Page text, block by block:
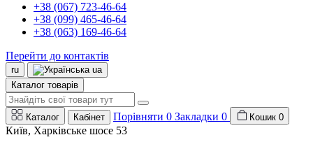
+38 (067) 723-46-64
+38 (099) 465-46-64
+38 (063) 169-46-64
Перейти до контактів
ru
ua
Каталог товарів
Каталог Кабінет Порівняти 0 Закладки 0 Кошик 0
Київ, Харківське шосе 53